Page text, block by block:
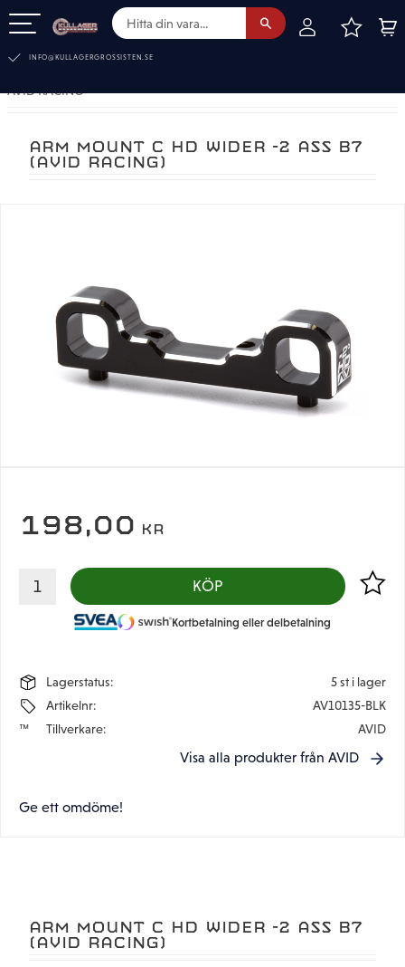
INFO@KULLAGERGROSSISTEN.SE
AVID RACING
ARM MOUNT C HD WIDER -2 ASS B7
(AVID RACING)
198,00 KR
KÖP Lägg
Kortbetalning eller delbetalning
Lagerstatus
5 st i lager
Artikelnr
AV10135-BLK
Tillverkare
AVID
Visa alla produkter från AVID
Ge ett omdöme!
ARM MOUNT C HD WIDER -2 ASS B7
(AVID RACING)